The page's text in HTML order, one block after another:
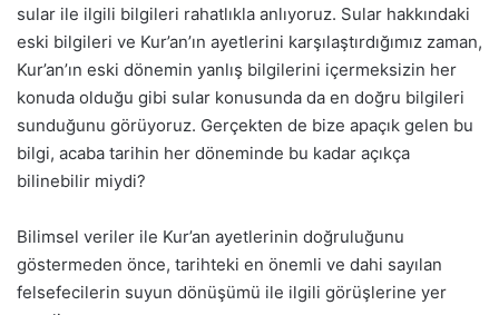
sular ile ilgili bilgileri rahatlıkla anlıyoruz. Sular hakkındaki
eski bilgileri ve Kur’an’ın ayetlerini karşılaştırdığımız zaman,
Kur’an’ın eski dönemin yanlış bilgilerini içermeksizin her
konuda olduğu gibi sular konusunda da en doğru bilgileri
sunduğunu görüyoruz. Gerçekten de bize apaçık gelen bu
bilgi, acaba tarihin her döneminde bu kadar açıkça
bilinebilir miydi?
Bilimsel veriler ile Kur’an ayetlerinin doğruluğunu
göstermeden önce, tarihteki en önemli ve dahi sayılan
felsefecilerin suyun dönüşümü ile ilgili görüşlerine yer